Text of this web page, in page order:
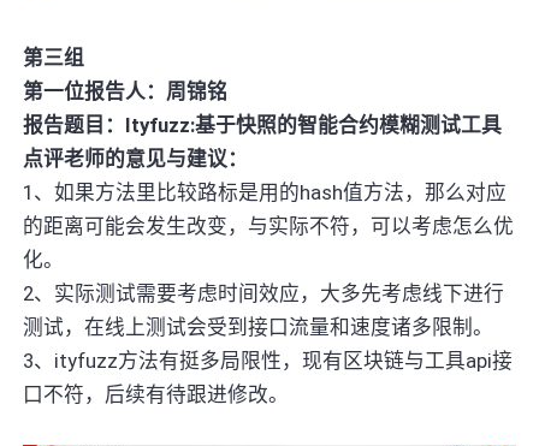
第三组
第一位报告人：周锦铭
报告题目：Ityfuzz:基于快照的智能合约模糊测试工具
点评老师的意见与建议：
1、如果方法里比较路标是用的hash值方法，那么对应
的距离可能会发生改变，与实际不符，可以考虑怎么优
化。
2、实际测试需要考虑时间效应，大多先考虑线下进行
测试，在线上测试会受到接口流量和速度诸多限制。
3、ityfuzz方法有挺多局限性，现有区块链与工具api接
口不符，后续有待跟进修改。